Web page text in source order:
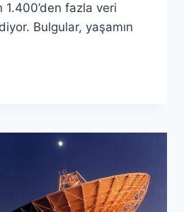
fazla veri
Bulgular, yaşamın